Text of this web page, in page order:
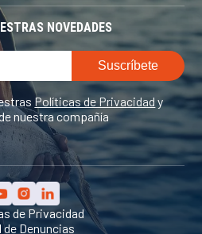
NOVEDADES
Políticas de Privacidady
nuestra compañía
de Privacidad
de Denuncias